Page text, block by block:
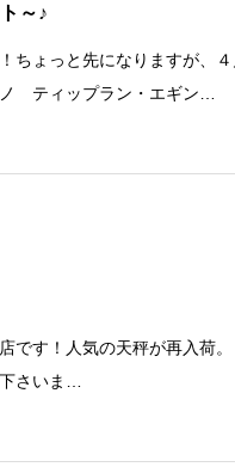
～♪
ちょっと先になりますが、
ティップラン・エギン…
です！人気の天秤が再入荷
さいま…